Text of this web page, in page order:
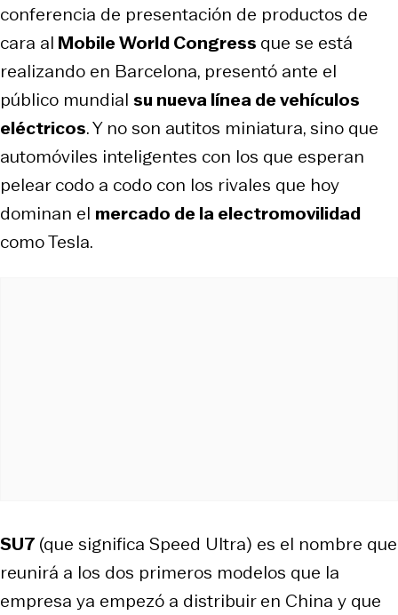
conferencia de presentación de productos de
cara al Mobile World Congress que se está
realizando en Barcelona, presentó ante el
público mundial su nueva línea de vehículos
eléctricos. Y no son autitos miniatura, sino que
automóviles inteligentes con los que esperan
pelear codo a codo con los rivales que hoy
dominan el mercado de la electromovilidad
como Tesla.
SU7 (que significa Speed Ultra) es el nombre que
reunirá a los dos primeros modelos que la
empresa ya empezó a distribuir en China y que